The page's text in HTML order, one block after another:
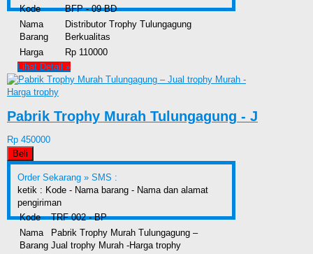
Kode
BFP - 09 BD
Nama
Barang
Distributor Trophy Tulungagung
Berkualitas
Harga
Rp 110000
Lihat Detail »
Pabrik Trophy Murah Tulungagung - J
Rp 450000
Beli
Order Sekarang » SMS :
ketik : Kode - Nama barang - Nama dan alamat
pengiriman
Kode
TRF 002 - BP
Nama
Barang
Pabrik Trophy Murah Tulungagung –
Jual trophy Murah -Harga trophy